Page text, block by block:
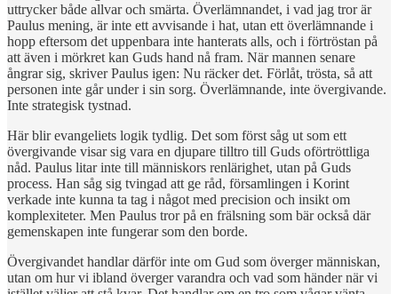
uttrycker både allvar och smärta. Överlämnandet, i vad jag tror är
Paulus mening, är inte ett avvisande i hat, utan ett överlämnande i
hopp eftersom det uppenbara inte hanterats alls, och i förtröstan på
att även i mörkret kan Guds hand nå fram. När mannen senare
ångrar sig, skriver Paulus igen: Nu räcker det. Förlåt, trösta, så att
personen inte går under i sin sorg. Överlämnande, inte övergivande.
Inte strategisk tystnad.
Här blir evangeliets logik tydlig. Det som först såg ut som ett
övergivande visar sig vara en djupare tilltro till Guds oförtröttliga
nåd. Paulus litar inte till människors renlärighet, utan på Guds
process. Han såg sig tvingad att ge råd, församlingen i Korint
verkade inte kunna ta tag i något med precision och insikt om
komplexiteter. Men Paulus tror på en frälsning som bär också där
gemenskapen inte fungerar som den borde.
Övergivandet handlar därför inte om Gud som överger människan,
utan om hur vi ibland överger varandra och vad som händer när vi